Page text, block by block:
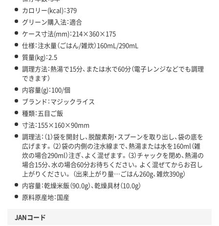
カロリー(kcal)：379
グリーン購入法：適合
ケース寸法(mm)：214×360×175
仕様：注水量（ごはん/雑炊）160mL/290mL
質量(kg)：2.5
調理方法：熱湯で15分、または水で60分（電子レンジなどでも調理
できます）
内容量(g)：100/個
ブランド：マジックライス
種類：五目ご飯
寸法：155×160×90mm
調理法：（1）袋を開封し、脱酸素剤・スプーンを取り出し、袋の底を
広げます。（2）袋の内側の注水線まで、熱湯または水を160ml（雑
炊の場合290ml）注ぎ、よく混ぜます。（3）チャックを閉め、熱湯の
場合15分、水の場合60分お待ちください。よく混ぜてからお召し
上がりください。 （出来上がり量…ごはん260g、雑炊390g）
内容量：乾燥米飯（90.0g）、乾燥具材（10.0g）
原料原産地：国産
JANコード